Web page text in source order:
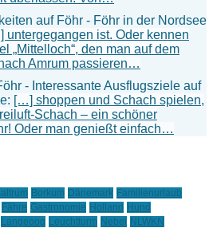
auf Föhr - Föhr in der Nordsee
untergegangen ist. Oder kennen
„Mittelloch“, den man auf dem
Amrum passieren…
- Interessante Ausflugsziele auf
[…] shoppen und Schach spielen,
Schach – ein schöner
Oder man genießt einfach…
Borkum Dänemark Familienurlaub
Fähre Gastronomie Holland Hund
Langeoog Leuchtturm Nebel NLWKN